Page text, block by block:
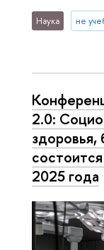
Наука не
2.0:
2025 года